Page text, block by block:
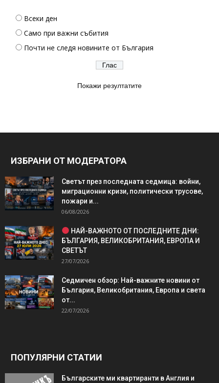
Всеки ден
Само при важни събития
Почти не следя новините от България
Покажи резултатите
ИЗБРАНИ ОТ МОДЕРАТОРА
Светът през последната седмица: войни,
миграционни кризи, политически трусове,
пожари и...
06/08/2026
НАЙ-ВАЖНОТО ОТ ПОСЛЕДНИТЕ ДНИ:
БЪЛГАРИЯ, ВЕЛИКОБРИТАНИЯ, ЕВРОПА И
СВЕТЪТ
27/07/2026
Седмичен обзор: Най-важните новини от
България, Великобритания, Европа и света
от...
22/07/2026
ПОПУЛЯРНИ СТАТИИ
Българските ми квартиранти в Англия и